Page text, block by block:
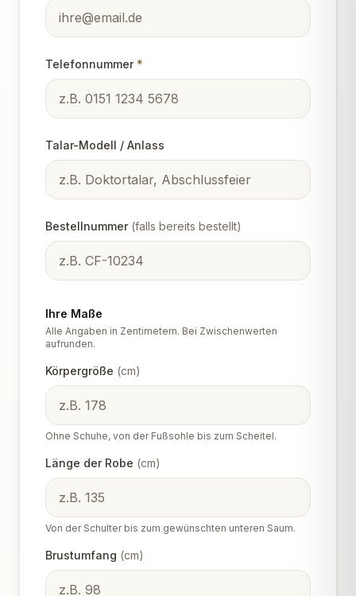
Telefonnummer *
Talar-Modell / Anlass
Bestellnummer (falls bereits bestellt)
Ihre Maße
Alle Angaben in Zentimetern. Bei Zwischenwerten
aufrunden.
Körpergröße (cm)
Ohne Schuhe, von der Fußsohle bis zum Scheitel.
Länge der Robe (cm)
Von der Schulter bis zum gewünschten unteren Saum.
Brustumfang (cm)